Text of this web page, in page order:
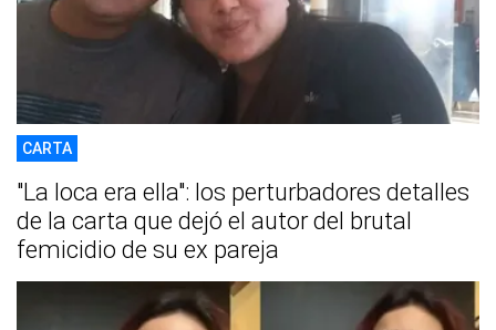
CARTA
"La loca era ella": los perturbadores detalles
de la carta que dejó el autor del brutal
femicidio de su ex pareja